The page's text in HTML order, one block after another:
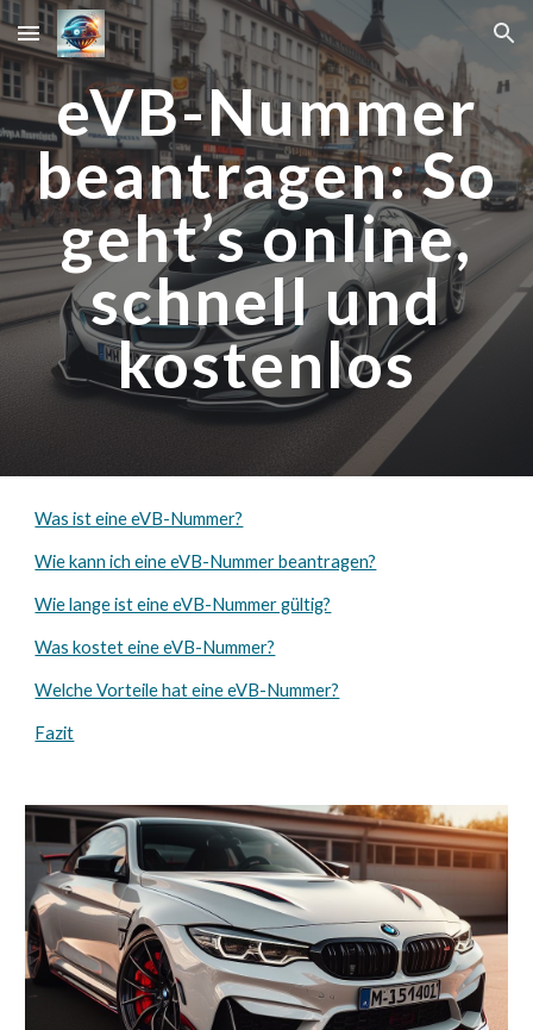
Skip to main content Skip to navigation
eVB-Nummer
beantragen: So
geht’s online,
schnell und
kostenlos
Was ist eine eVB-Nummer?
Wie kann ich eine eVB-Nummer beantragen?
Wie lange ist eine eVB-Nummer gültig?
Was kostet eine eVB-Nummer?
Welche Vorteile hat eine eVB-Nummer?
Fazit